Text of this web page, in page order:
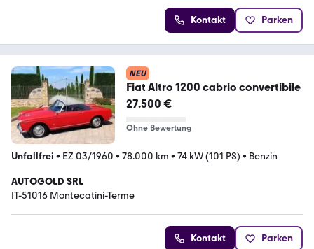
Kontakt Parken
NEU
Fiat Altro 1200 cabrio convertibile
27.500 €
Ohne Bewertung
Unfallfrei • EZ 03/1960 • 78.000 km • 74 kW (101 PS) • Benzin
AUTOGOLD SRL
IT-51016 Montecatini-Terme
Kontakt Parken